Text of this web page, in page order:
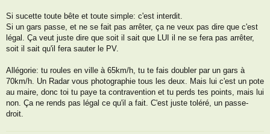
Si sucette toute bête et toute simple: c'est interdit.
Si un gars passe, et ne se fait pas arrêter, ça ne veux pas dire que c'est
légal. Ça veut juste dire que soit il sait que LUI il ne se fera pas arrêter,
soit il sait qu'il fera sauter le PV.
Allégorie: tu roules en ville à 65km/h, tu te fais doubler par un gars à
70km/h. Un Radar vous photographie tous les deux. Mais lui c'est un pote
au maire, donc toi tu paye ta contravention et tu perds tes points, mais lui
non. Ça ne rends pas légal ce qu'il a fait. C'est juste toléré, un passe-
droit.